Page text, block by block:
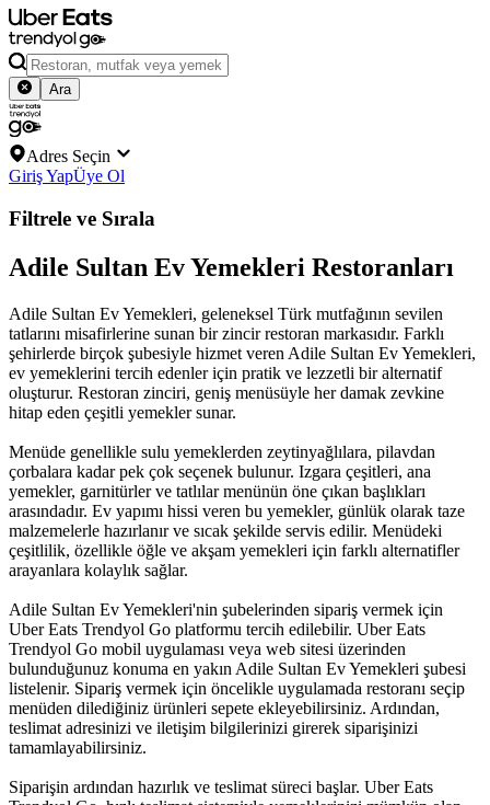
Ara
Adres Seçin
Giriş YapÜye Ol
Filtrele ve Sırala
Adile Sultan Ev Yemekleri Restoranları
Adile Sultan Ev Yemekleri, geleneksel Türk mutfağının sevilen
tatlarını misafirlerine sunan bir zincir restoran markasıdır. Farklı
şehirlerde birçok şubesiyle hizmet veren Adile Sultan Ev Yemekleri,
ev yemeklerini tercih edenler için pratik ve lezzetli bir alternatif
oluşturur. Restoran zinciri, geniş menüsüyle her damak zevkine
hitap eden çeşitli yemekler sunar.
Menüde genellikle sulu yemeklerden zeytinyağlılara, pilavdan
çorbalara kadar pek çok seçenek bulunur. Izgara çeşitleri, ana
yemekler, garnitürler ve tatlılar menünün öne çıkan başlıkları
arasındadır. Ev yapımı hissi veren bu yemekler, günlük olarak taze
malzemelerle hazırlanır ve sıcak şekilde servis edilir. Menüdeki
çeşitlilik, özellikle öğle ve akşam yemekleri için farklı alternatifler
arayanlara kolaylık sağlar.
Adile Sultan Ev Yemekleri'nin şubelerinden sipariş vermek için
Uber Eats Trendyol Go platformu tercih edilebilir. Uber Eats
Trendyol Go mobil uygulaması veya web sitesi üzerinden
bulunduğunuz konuma en yakın Adile Sultan Ev Yemekleri şubesi
listelenir. Sipariş vermek için öncelikle uygulamada restoranı seçip
menüden dilediğiniz ürünleri sepete ekleyebilirsiniz. Ardından,
teslimat adresinizi ve iletişim bilgilerinizi girerek siparişinizi
tamamlayabilirsiniz.
Siparişin ardından hazırlık ve teslimat süreci başlar. Uber Eats